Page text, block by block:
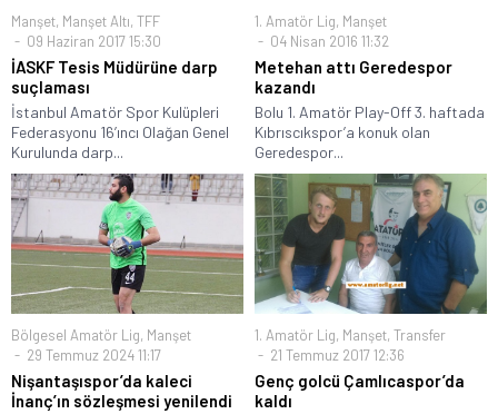
Manşet, Manşet Altı, TFF
09 Haziran 2017 15:30
İASKF Tesis Müdürüne darp
suçlaması
İstanbul Amatör Spor Kulüpleri
Federasyonu 16’ıncı Olağan Genel
Kurulunda darp...
1. Amatör Lig, Manşet
04 Nisan 2016 11:32
Metehan attı Geredespor
kazandı
Bolu 1. Amatör Play-Off 3. haftada
Kıbrıscıkspor’a konuk olan
Geredespor...
Bölgesel Amatör Lig, Manşet
29 Temmuz 2024 11:17
Nişantaşıspor’da kaleci
İnanç’ın sözleşmesi yenilendi
1. Amatör Lig, Manşet, Transfer
21 Temmuz 2017 12:36
Genç golcü Çamlıcaspor’da
kaldı